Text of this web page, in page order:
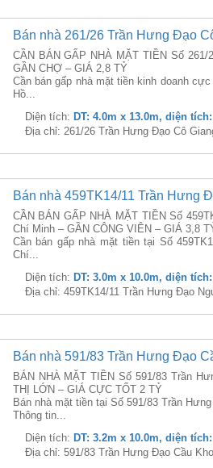
Bán nhà 261/26 Trần Hưng Đạo
CẦN BÁN GẤP NHÀ MẶT TIỀN Số
GẦN CHỢ – GIÁ 2,8 TỶ
Cần bán gấp nhà mặt tiền kinh doanh
Hồ...
Diện tích: DT: 4.0m x 13.0m, diện
Địa chỉ: 261/26 Trần Hưng Đạo Cô
Bán nhà 459TK14/11 Trần Hưng
CẦN BÁN GẤP NHÀ MẶT TIỀN Số
Chí Minh – GẦN CÔNG VIÊN – GIÁ 3,8
Cần bán gấp nhà mặt tiền tại Số
Chí...
Diện tích: DT: 3.0m x 10.0m, diện
Địa chỉ: 459TK14/11 Trần Hưng Đạo
Bán nhà 591/83 Trần Hưng Đạo
BÁN NHÀ MẶT TIỀN Số 591/83 Trần
THỊ LỚN – GIÁ CỰC TỐT 2 TỶ
Bán nhà mặt tiền tại Số 591/83 Trần
Thông tin...
Diện tích: DT: 3.2m x 10.0m, diện
Địa chỉ: 591/83 Trần Hưng Đạo Cầu